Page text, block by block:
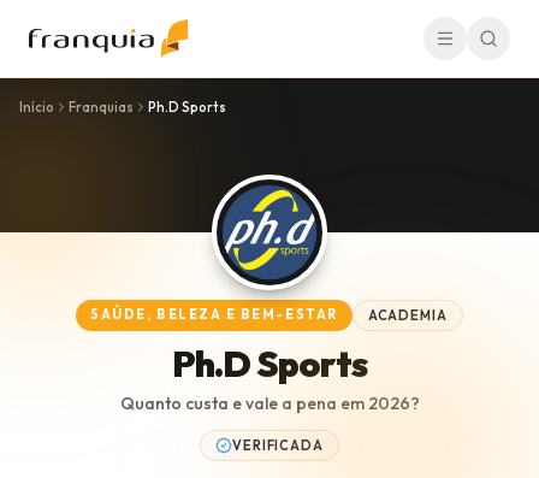
Início Franquias Ph.D Sports
SAÚDE, BELEZA E BEM-ESTAR ACADEMIA
Ph.D Sports
Quanto custa e vale a pena em 2026?
VERIFICADA